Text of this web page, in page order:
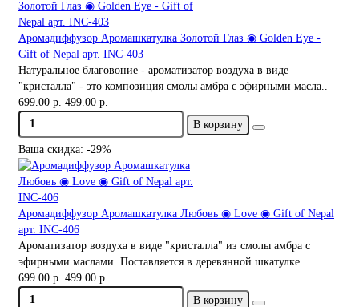
Аромадиффузор Аромашкатулка Золотой Глаз ◉ Golden Eye -
Gift of Nepal арт. INC-403
Натуральное благовоние - ароматизатор воздуха в виде
"кристалла" - это композиция смолы амбра с эфирными масла..
699.00 р. 499.00 р.
В корзину
Ваша скидка: -29%
Аромадиффузор Аромашкатулка Любовь ◉ Love ◉ Gift of Nepal
арт. INC-406
Ароматизатор воздуха в виде "кристалла" из смолы амбра с
эфирными маслами. Поставляется в деревянной шкатулке ..
699.00 р. 499.00 р.
В корзину